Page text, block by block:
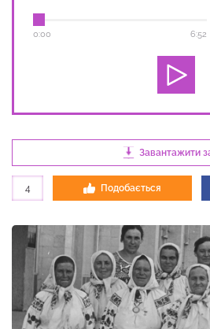
0:00 6:52
Завантажити
4 Подобається